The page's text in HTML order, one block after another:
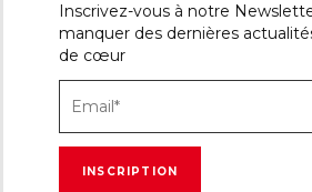
Inscrivez-vous à notre
manquer des dernières
de cœur